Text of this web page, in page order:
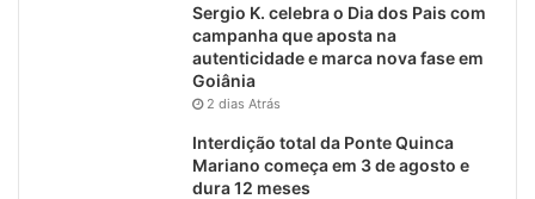
Sergio K. celebra o Dia dos Pais com
campanha que aposta na
autenticidade e marca nova fase em
Goiânia
2 dias Atrás
Interdição total da Ponte Quinca
Mariano começa em 3 de agosto e
dura 12 meses